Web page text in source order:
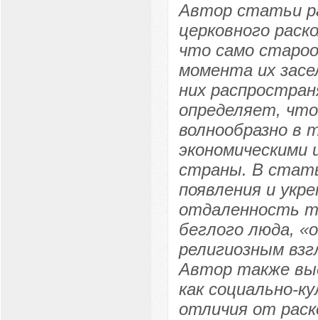
Автор статьи
церковного
что само
момента их
них
определяет,
волнообразно в
страны. В
появления и
отдаленность
беглого люда,
религиозным
Автор также
как социально-
отличия от